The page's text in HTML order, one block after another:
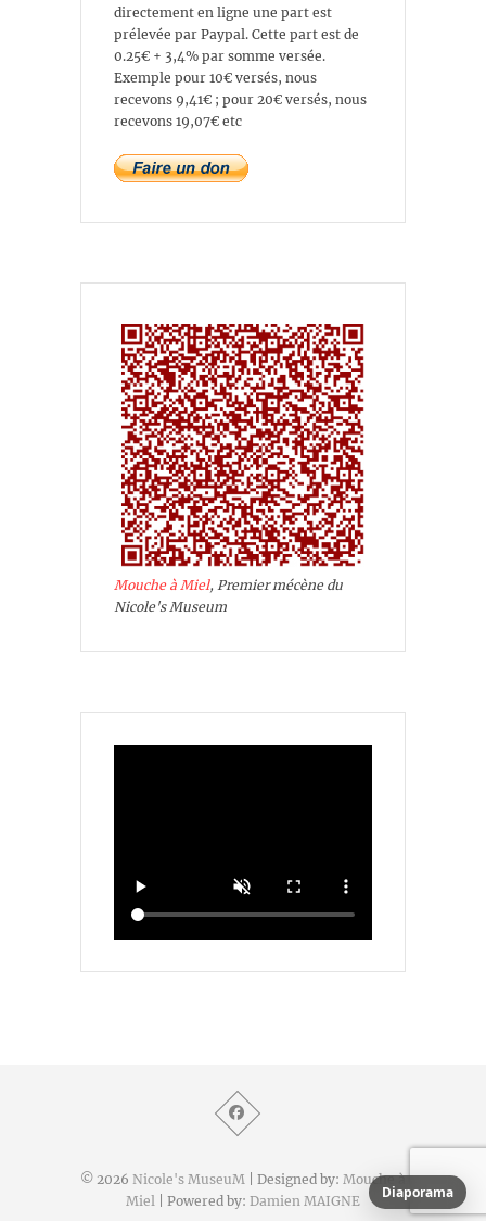
directement en ligne une part est
prélevée par Paypal. Cette part est de
0.25€ + 3,4% par somme versée.
Exemple pour 10€ versés, nous
recevons 9,41€ ; pour 20€ versés, nous
recevons 19,07€ etc
Mouche à Miel, Premier mécène du
Nicole's Museum
© 2026 Nicole's MuseuM | Designed by: Mouche à
Miel | Powered by: Damien MAIGNE Diaporama